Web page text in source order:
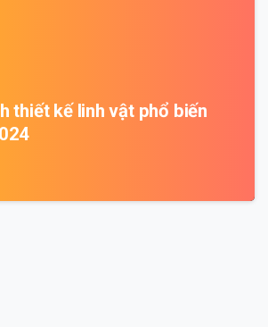
thiết kế linh vật phổ biến